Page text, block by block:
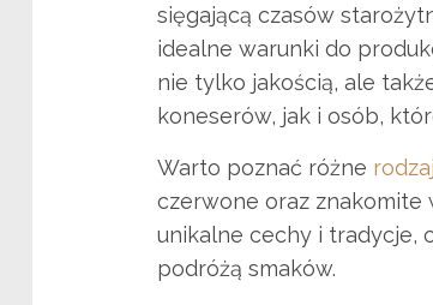
sięgającą czasów
idealne warunki do
nie tylko jakością, ale
koneserów, jak i osób,
Warto poznać różne
czerwone oraz znakomite
unikalne cechy i tradycje,
podróżą smaków.